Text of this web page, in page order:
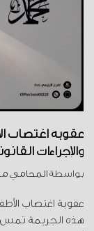
عقوبة اغتصاب
والإجراءات
بواسطة المحامي
عقوبة اغتصاب
هذه الجريمة تمس